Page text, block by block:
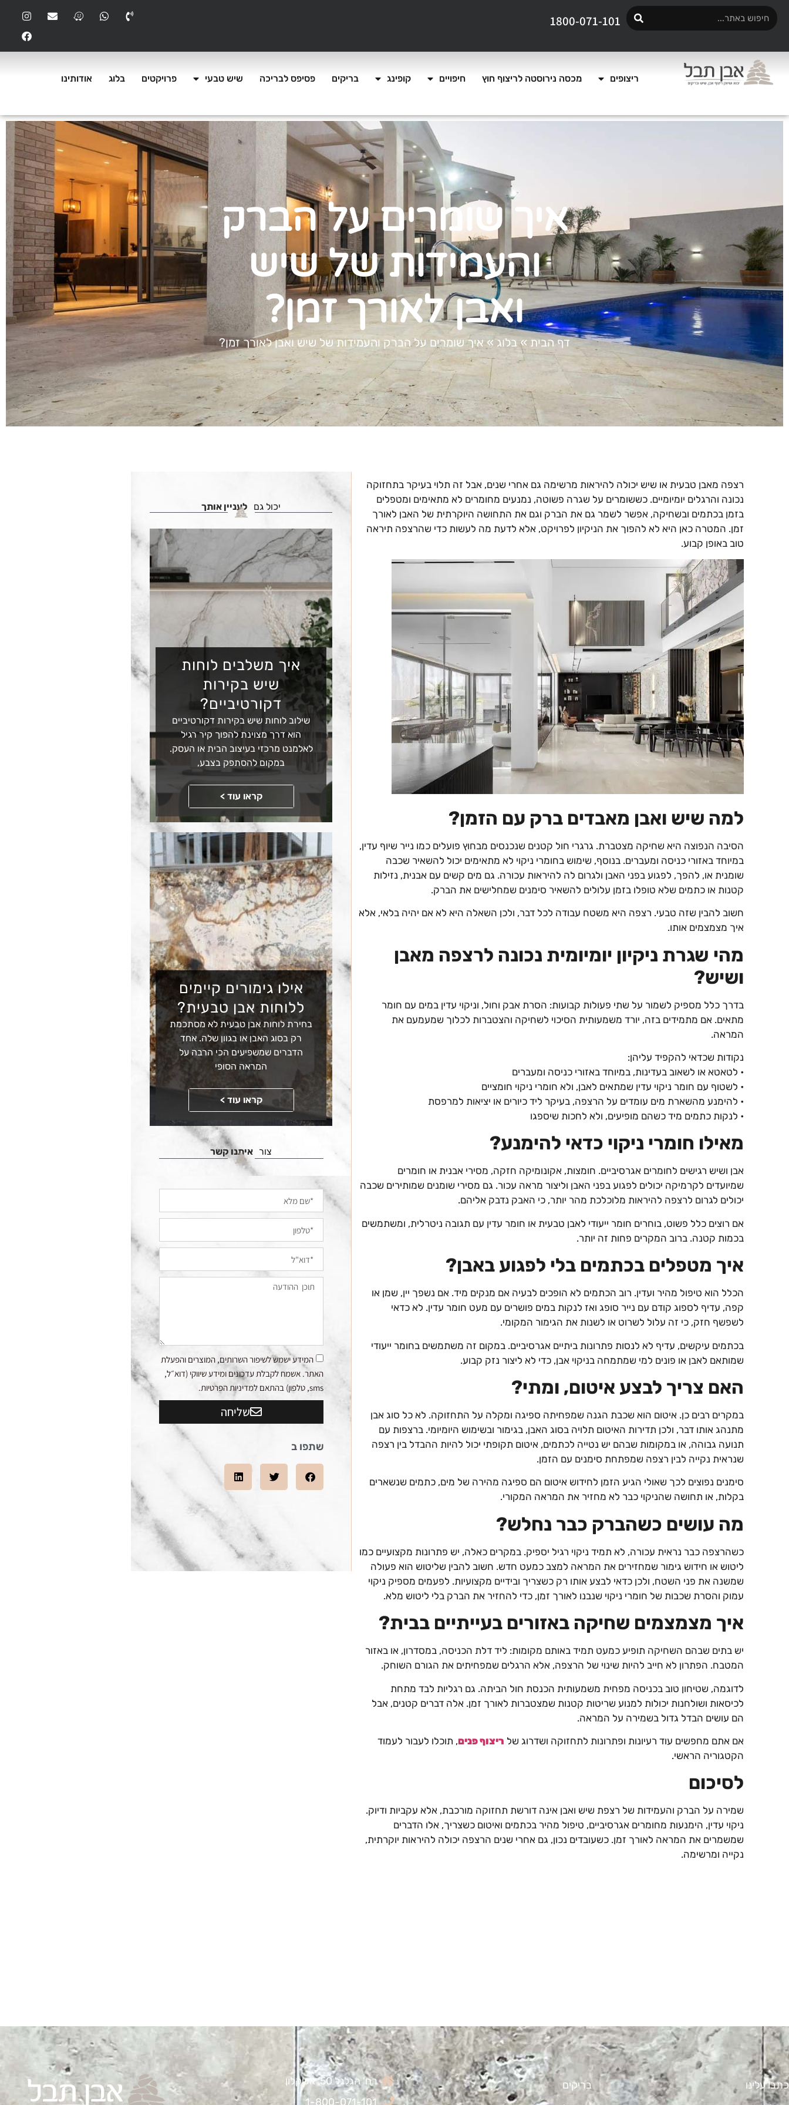
1800-071-101
ריצופים מכסה נירוסטה לריצוף חוץ חיפויים קופינג בריקים פסיפס לבריכה שיש טבעי פרויקטים בלוג אודותינו
איך שומרים על הברק
והעמידות של שיש
ואבן לאורך זמן?
דף הבית »בלוג» איך שומרים על הברק והעמידות של שיש ואבן לאורך זמן?
רצפה מאבן טבעית או שיש יכולה להיראות מרשימה גם אחרי שנים, אבל זה תלוי בעיקר בתחזוקה
נכונה והרגלים יומיומיים. כששומרים על שגרה פשוטה, נמנעים מחומרים לא מתאימים ומטפלים
בזמן בכתמים ובשחיקה, אפשר לשמר גם את הברק וגם את התחושה היוקרתית של האבן לאורך
זמן. המטרה כאן היא לא להפוך את הניקיון לפרויקט, אלא לדעת מה לעשות כדי שהרצפה תיראה
טוב באופן קבוע.
למה שיש ואבן מאבדים ברק עם הזמן?
הסיבה הנפוצה היא שחיקה מצטברת. גרגרי חול קטנים שנכנסים מבחוץ פועלים כמו נייר שיוף עדין,
במיוחד באזורי כניסה ומעברים. בנוסף, שימוש בחומרי ניקוי לא מתאימים יכול להשאיר שכבה
שומנית או, להפך, לפגוע בפני האבן ולגרום לה להיראות עכורה. גם מים קשים עם אבנית, נזילות
קטנות או כתמים שלא טופלו בזמן עלולים להשאיר סימנים שמחלישים את הברק.
חשוב להבין שזה טבעי. רצפה היא משטח עבודה לכל דבר, ולכן השאלה היא לא אם יהיה בלאי, אלא
איך מצמצמים אותו.
מהי שגרת ניקיון יומיומית נכונה לרצפה מאבן
ושיש?
בדרך כלל מספיק לשמור על שתי פעולות קבועות: הסרת אבק וחול, וניקוי עדין במים עם חומר
מתאים. אם מתמידים בזה, יורד משמעותית הסיכוי לשחיקה והצטברות לכלוך שמעמעם את
המראה.
נקודות שכדאי להקפיד עליהן:
• לטאטא או לשאוב בעדינות, במיוחד באזורי כניסה ומעברים
• לשטוף עם חומר ניקוי עדין שמתאים לאבן, ולא חומרי ניקוי חומציים
• להימנע מהשארת מים עומדים על הרצפה, בעיקר ליד כיורים או יציאות למרפסת
• לנקות כתמים מיד כשהם מופיעים, ולא לחכות שיספגו
מאילו חומרי ניקוי כדאי להימנע?
אבן ושיש רגישים לחומרים אגרסיביים. חומצות, אקונומיקה חזקה, מסירי אבנית או חומרים
שמיועדים לקרמיקה יכולים לפגוע בפני האבן וליצור מראה עכור. גם מסירי שומנים שמותירים שכבה
יכולים לגרום לרצפה להיראות מלוכלכת מהר יותר, כי האבק נדבק אליהם.
אם רוצים כלל פשוט, בוחרים חומר ייעודי לאבן טבעית או חומר עדין עם תגובה ניטרלית, ומשתמשים
בכמות קטנה. ברוב המקרים פחות זה יותר.
איך מטפלים בכתמים בלי לפגוע באבן?
הכלל הוא טיפול מהיר ועדין. רוב הכתמים לא הופכים לבעיה אם מנקים מיד. אם נשפך יין, שמן או
קפה, עדיף לספוג קודם עם נייר סופג ואז לנקות במים פושרים עם מעט חומר עדין. לא כדאי
לשפשף חזק, כי זה עלול לשרוט או לשנות את הגימור המקומי.
בכתמים עיקשים, עדיף לא לנסות פתרונות ביתיים אגרסיביים. במקום זה משתמשים בחומר ייעודי
שמותאם לאבן או פונים למי שמתמחה בניקוי אבן, כדי לא ליצור נזק קבוע.
האם צריך לבצע איטום, ומתי?
במקרים רבים כן. איטום הוא שכבת הגנה שמפחיתה ספיגה ומקלה על התחזוקה. לא כל סוג אבן
מתנהג אותו דבר, ולכן תדירות האיטום תלויה בסוג האבן, בגימור ובשימוש היומיומי. ברצפות עם
תנועה גבוהה, או במקומות שבהם יש נטייה לכתמים, איטום תקופתי יכול להיות ההבדל בין רצפה
שנראית נקייה לבין רצפה שמפתחת סימנים עם הזמן.
סימנים נפוצים לכך שאולי הגיע הזמן לחידוש איטום הם ספיגה מהירה של מים, כתמים שנשארים
בקלות, או תחושה שהניקוי כבר לא מחזיר את המראה המקורי.
מה עושים כשהברק כבר נחלש?
כשהרצפה כבר נראית עכורה, לא תמיד ניקוי רגיל יספיק. במקרים כאלה, יש פתרונות מקצועיים כמו
ליטוש או חידוש גימור שמחזירים את המראה למצב כמעט חדש. חשוב להבין שליטוש הוא פעולה
שמשנה את פני השטח, ולכן כדאי לבצע אותו רק כשצריך ובידיים מקצועיות. לפעמים מספיק ניקוי
עמוק והסרת שכבות של חומרי ניקוי שנבנו לאורך זמן, כדי להחזיר את הברק בלי ליטוש מלא.
איך מצמצמים שחיקה באזורים בעייתיים בבית?
יש בתים שבהם השחיקה תופיע כמעט תמיד באותם מקומות: ליד דלת הכניסה, במסדרון, או באזור
המטבח. הפתרון לא חייב להיות שינוי של הרצפה, אלא הרגלים שמפחיתים את הגורם השוחק.
לדוגמה, שטיחון טוב בכניסה מפחית משמעותית הכנסת חול הביתה. גם רגליות לבד מתחת
לכיסאות ושולחנות יכולות למנוע שריטות קטנות שמצטברות לאורך זמן. אלה דברים קטנים, אבל
הם עושים הבדל גדול בשמירה על המראה.
אם אתם מחפשים עוד רעיונות ופתרונות לתחזוקה ושדרוג של ריצוף פנים, תוכלו לעבור לעמוד
הקטגוריה הראשי.
לסיכום
שמירה על הברק והעמידות של רצפת שיש ואבן אינה דורשת תחזוקה מורכבת, אלא עקביות ודיוק.
ניקוי עדין, הימנעות מחומרים אגרסיביים, טיפול מהיר בכתמים ואיטום כשצריך, אלו הדברים
שמשמרים את המראה לאורך זמן. כשעובדים נכון, גם אחרי שנים הרצפה יכולה להיראות יוקרתית,
נקייה ומרשימה.
יכול גם לעניין אותך
איך משלבים לוחות
שיש בקירות
דקורטיביים?
שילוב לוחות שיש בקירות דקורטיביים
הוא דרך מצוינת להפוך קיר רגיל
לאלמנט מרכזי בעיצוב הבית או העסק.
במקום להסתפק בצבע,
קראו עוד >
אילו גימורים קיימים
ללוחות אבן טבעית?
בחירת לוחות אבן טבעית לא מסתכמת
רק בסוג האבן או בגוון שלה. אחד
הדברים שמשפיעים הכי הרבה על
המראה הסופי
קראו עוד > קראו עוד
צור איתנו קשר
המידע ישמש לשיפור השרותים, המוצרים והפעלת
האתר. אשמח לקבלת עדכונים ומידע שיווקי (דוא״ל,
sms, טלפון) בהתאם למדיניות הפרטיות.
שליחה
שתפו ב
כתבו עלינו
בריקים
רח' הגלגל 50, אשקלון
1-800-071-101